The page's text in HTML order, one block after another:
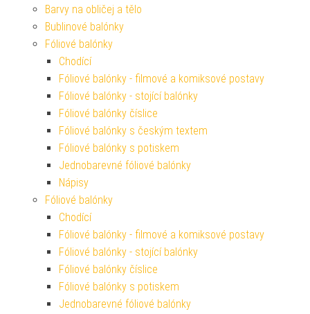
Barvy na obličej a tělo
Bublinové balónky
Fóliové balónky
Chodící
Fóliové balónky - filmové a komiksové postavy
Fóliové balónky - stojící balónky
Fóliové balónky číslice
Fóliové balónky s českým textem
Fóliové balónky s potiskem
Jednobarevné fóliové balónky
Nápisy
Fóliové balónky
Chodící
Fóliové balónky - filmové a komiksové postavy
Fóliové balónky - stojící balónky
Fóliové balónky číslice
Fóliové balónky s potiskem
Jednobarevné fóliové balónky